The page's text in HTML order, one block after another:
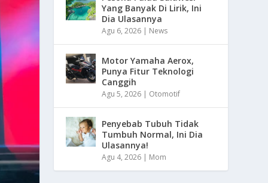
Yang Banyak Di Lirik, Ini
Dia Ulasannya
Agu 6, 2026 | News
Motor Yamaha Aerox,
Punya Fitur Teknologi
Canggih
Agu 5, 2026 | Otomotif
Penyebab Tubuh Tidak
Tumbuh Normal, Ini Dia
Ulasannya!
Agu 4, 2026 | Mom